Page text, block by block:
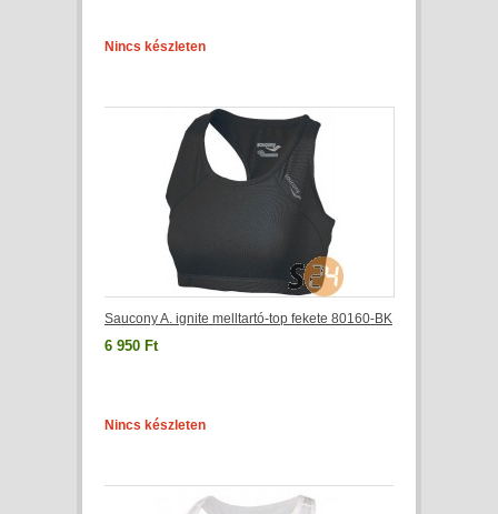
Nincs készleten
Saucony A. ignite melltartó-top fekete 80160-BK
6 950 Ft
Nincs készleten